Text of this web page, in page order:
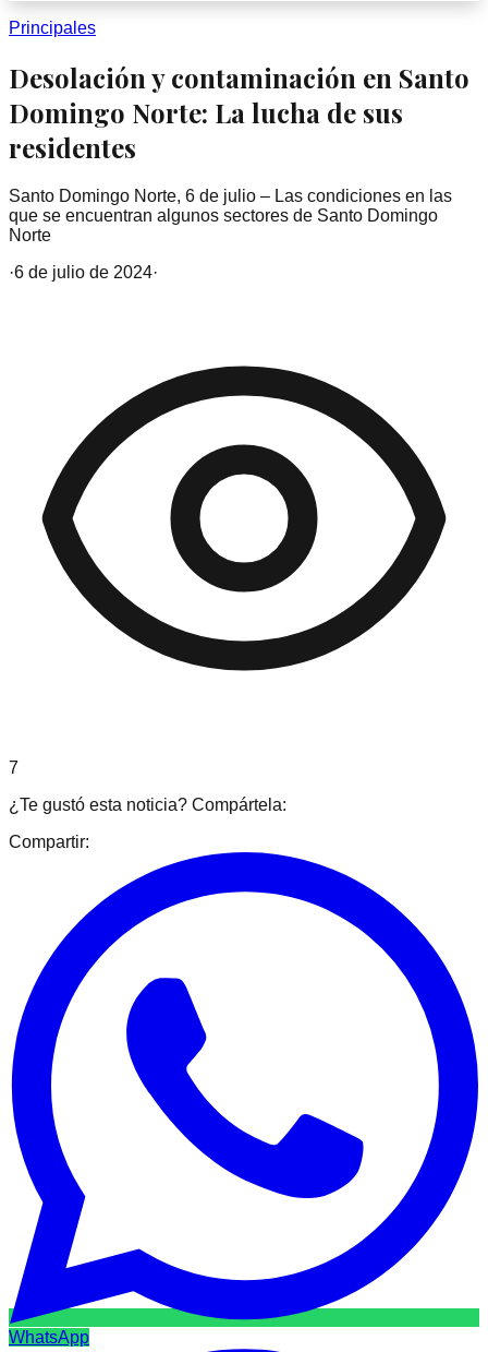
Principales
Desolación y contaminación en Santo
Domingo Norte: La lucha de sus
residentes
Santo Domingo Norte, 6 de julio – Las condiciones en las
que se encuentran algunos sectores de Santo Domingo
Norte
·6 de julio de 2024·
7
¿Te gustó esta noticia? Compártela:
Compartir:
WhatsApp